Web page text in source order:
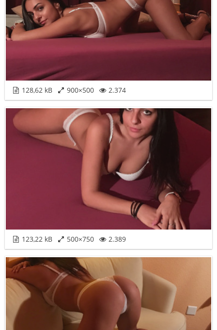
128,62 kB 900×500 2.374
123,22 kB 500×750 2.389